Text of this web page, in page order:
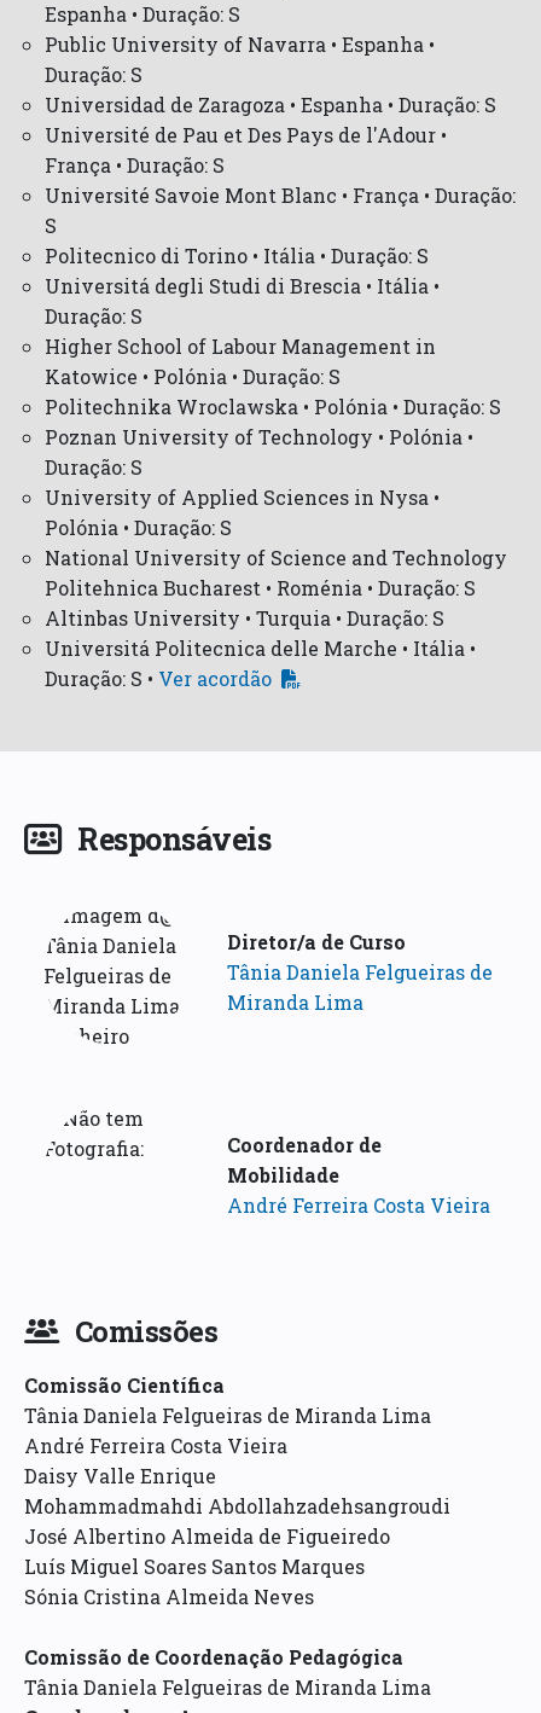
Espanha • Duração: S
Public University of Navarra • Espanha •
Duração: S
Universidad de Zaragoza • Espanha • Duração: S
Université de Pau et Des Pays de l'Adour •
França • Duração: S
Université Savoie Mont Blanc • França • Duração:
S
Politecnico di Torino • Itália • Duração: S
Universitá degli Studi di Brescia • Itália •
Duração: S
Higher School of Labour Management in
Katowice • Polónia • Duração: S
Politechnika Wroclawska • Polónia • Duração: S
Poznan University of Technology • Polónia •
Duração: S
University of Applied Sciences in Nysa •
Polónia • Duração: S
National University of Science and Technology
Politehnica Bucharest • Roménia • Duração: S
Altinbas University • Turquia • Duração: S
Universitá Politecnica delle Marche • Itália •
Duração: S • Ver acordão
Responsáveis
Diretor/a de Curso
Tânia Daniela Felgueiras de
Miranda Lima
Coordenador de
Mobilidade
André Ferreira Costa Vieira
Comissões
Comissão Científica
Tânia Daniela Felgueiras de Miranda Lima
André Ferreira Costa Vieira
Daisy Valle Enrique
Mohammadmahdi Abdollahzadehsangroudi
José Albertino Almeida de Figueiredo
Luís Miguel Soares Santos Marques
Sónia Cristina Almeida Neves
Comissão de Coordenação Pedagógica
Tânia Daniela Felgueiras de Miranda Lima